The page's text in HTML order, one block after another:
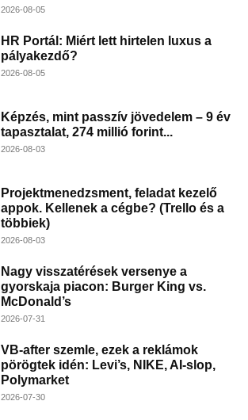
2026-08-05
HR Portál: Miért lett hirtelen luxus a
pályakezdő?
2026-08-05
Képzés, mint passzív jövedelem – 9 év
tapasztalat, 274 millió forint...
2026-08-03
Projektmenedzsment, feladat kezelő
appok. Kellenek a cégbe? (Trello és a
többiek)
2026-08-03
Nagy visszatérések versenye a
gyorskaja piacon: Burger King vs.
McDonald’s
2026-07-31
VB-after szemle, ezek a reklámok
pörögtek idén: Levi’s, NIKE, AI-slop,
Polymarket
2026-07-30